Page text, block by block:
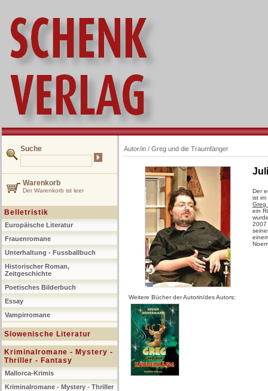
Suche
Warenkorb
Der Warenkorb ist leer
Belletristik
Europäische Literatur
Frauenromane
Unterhaltung - Fussballbuch
Historischer Roman,
Zeitgeschichte
Poetisches Bilderbuch
Essay
Vampirromane
Slowenische Literatur
Kriminalromane - Mystery -
Thriller - Fantasy
Mallorca-Krimis
Kriminalromane - Mystery - Thriller
Autor/in / Greg und die Traumfänger
Weitere Bücher der Autorin/des Autors:
Der
ist
Greg
ein
2007